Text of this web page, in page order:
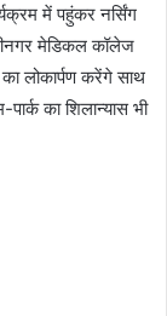
में पहुंकर नर्सिंग
मेडिकल कॉलेज
लोकार्पण करेंगे साथ
का शिलान्यास भी